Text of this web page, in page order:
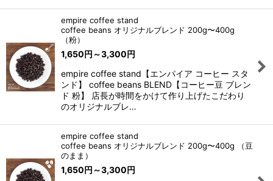
empire coffee stand
coffee beans オリジナルブレンド 200g〜400g
（粉）
1,650円 ～3,300円
empire coffee stand【エンパイア コーヒー スタ
ンド】 coffee beans BLEND【コーヒー豆 ブレン
ド 粉】 店長が時間をかけて作り上げたこだわり
のオリジナルブレ…
empire coffee stand
coffee beans オリジナルブレンド 200g〜400g （豆
のまま）
1,650円 ～3,300円